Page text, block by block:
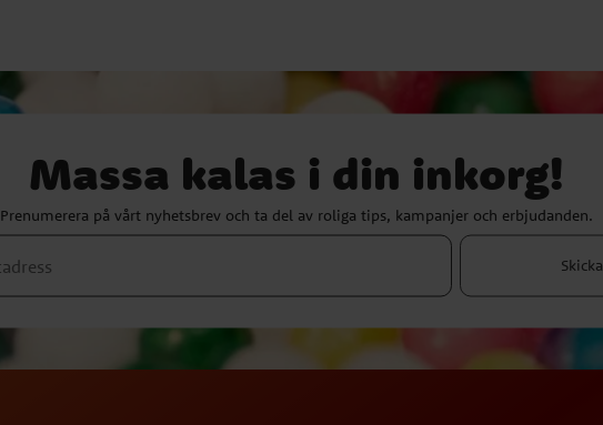
Massa kalas i din inkorg!
Prenumerera på vårt nyhetsbrev och ta del av roliga tips, kampanjer och erbjudanden.
Skicka